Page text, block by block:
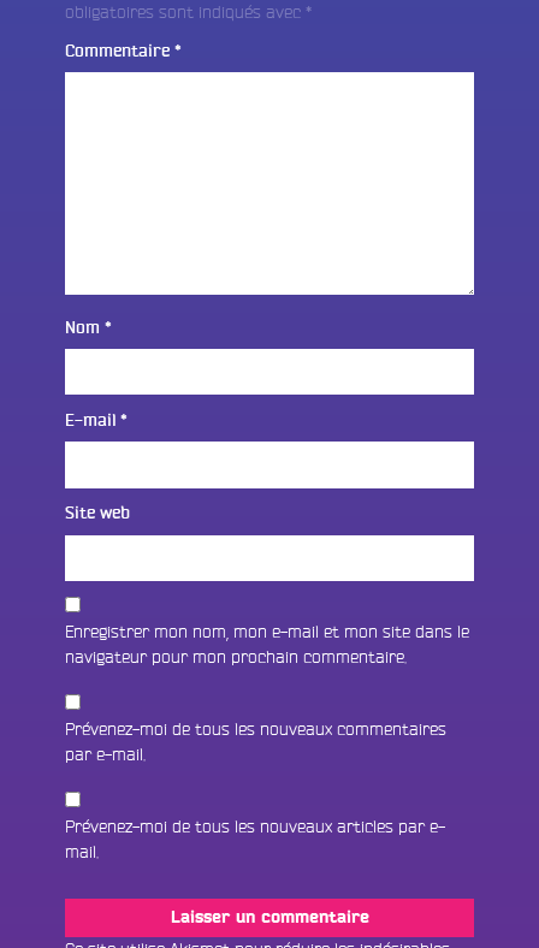
obligatoires sont indiqués avec *
Commentaire *
Nom *
E-mail *
Site web
Enregistrer mon nom, mon e-mail et mon site dans le
navigateur pour mon prochain commentaire.
Prévenez-moi de tous les nouveaux commentaires
par e-mail.
Prévenez-moi de tous les nouveaux articles par e-
mail.